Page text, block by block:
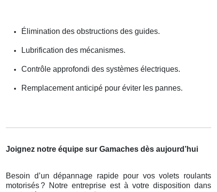
Élimination des obstructions des guides.
Lubrification des mécanismes.
Contrôle approfondi des systèmes électriques.
Remplacement anticipé pour éviter les pannes.
Joignez notre équipe sur Gamaches dès aujourd’hui
Besoin d’un dépannage rapide pour vos volets roulants
motorisés? Notre entreprise est à votre disposition dans